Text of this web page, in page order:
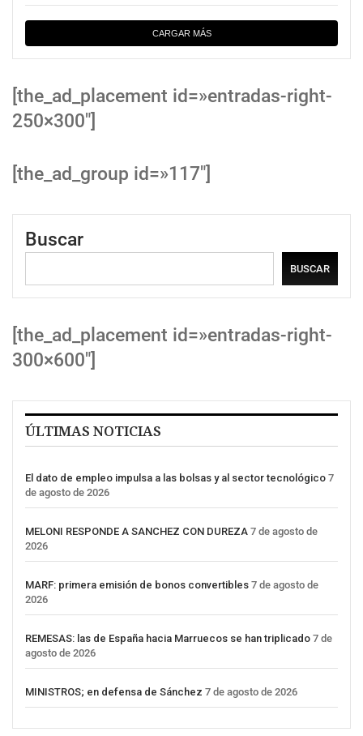
CARGAR MÁS
[the_ad_placement id=»entradas-right-
250×300″]
[the_ad_group id=»117″]
Buscar
BUSCAR
[the_ad_placement id=»entradas-right-
300×600″]
ÚLTIMAS NOTICIAS
El dato de empleo impulsa a las bolsas y al sector tecnológico 7
de agosto de 2026
MELONI RESPONDE A SANCHEZ CON DUREZA 7 de agosto de
2026
MARF: primera emisión de bonos convertibles 7 de agosto de
2026
REMESAS: las de España hacia Marruecos se han triplicado 7 de
agosto de 2026
MINISTROS; en defensa de Sánchez 7 de agosto de 2026